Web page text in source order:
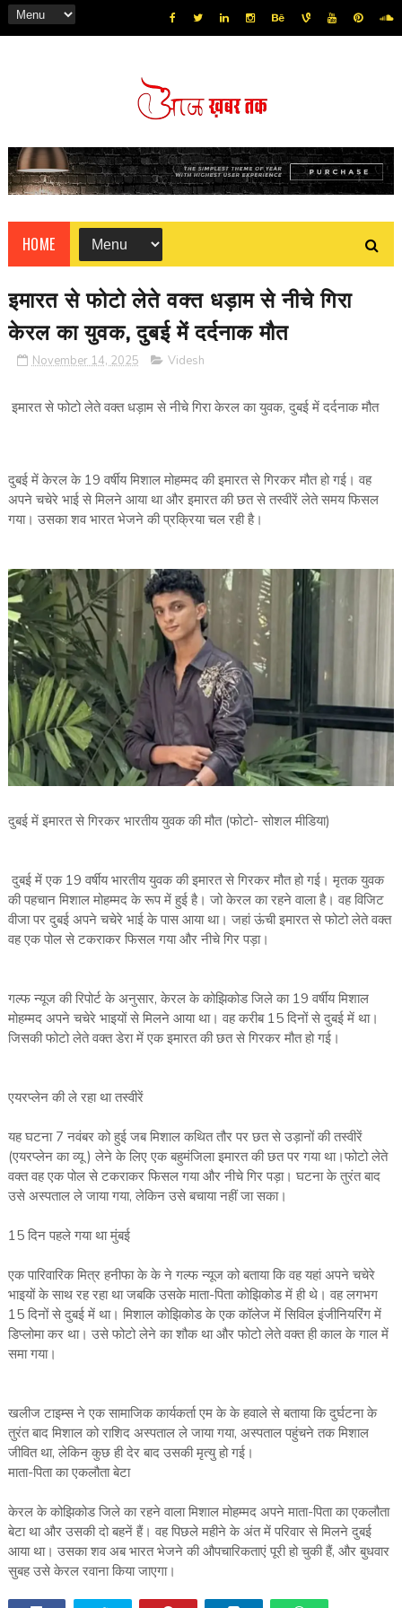
HOME
इमारत से फोटो लेते वक्त धड़ाम से नीचे गिरा
केरल का युवक, दुबई में दर्दनाक मौत
November 14, 2025 Videsh
इमारत से फोटो लेते वक्त धड़ाम से नीचे गिरा केरल का युवक, दुबई में दर्दनाक मौत
दुबई में केरल के 19 वर्षीय मिशाल मोहम्मद की इमारत से गिरकर मौत हो गई। वह
अपने चचेरे भाई से मिलने आया था और इमारत की छत से तस्वीरें लेते समय फिसल
गया। उसका शव भारत भेजने की प्रक्रिया चल रही है।
दुबई में इमारत से गिरकर भारतीय युवक की मौत (फोटो- सोशल मीडिया)
दुबई में एक 19 वर्षीय भारतीय युवक की इमारत से गिरकर मौत हो गई। मृतक युवक
की पहचान मिशाल मोहम्मद के रूप में हुई है। जो केरल का रहने वाला है। वह विजिट
वीजा पर दुबई अपने चचेरे भाई के पास आया था। जहां ऊंची इमारत से फोटो लेते वक्त
वह एक पोल से टकराकर फिसल गया और नीचे गिर पड़ा।
गल्फ न्यूज की रिपोर्ट के अनुसार, केरल के कोझिकोड जिले का 19 वर्षीय मिशाल
मोहम्मद अपने चचेरे भाइयों से मिलने आया था। वह करीब 15 दिनों से दुबई में था।
जिसकी फोटो लेते वक्त डेरा में एक इमारत की छत से गिरकर मौत हो गई।
एयरप्लेन की ले रहा था तस्वीरें
यह घटना 7 नवंबर को हुई जब मिशाल कथित तौर पर छत से उड़ानों की तस्वीरें
(एयरप्लेन का व्यू ) लेने के लिए एक बहुमंजिला इमारत की छत पर गया था।फोटो लेते
वक्त वह एक पोल से टकराकर फिसल गया और नीचे गिर पड़ा। घटना के तुरंत बाद
उसे अस्पताल ले जाया गया, लेकिन उसे बचाया नहीं जा सका।
15 दिन पहले गया था मुंबई
एक पारिवारिक मित्र हनीफा के के ने गल्फ न्यूज को बताया कि वह यहां अपने चचेरे
भाइयों के साथ रह रहा था जबकि उसके माता-पिता कोझिकोड में ही थे। वह लगभग
15 दिनों से दुबई में था। मिशाल कोझिकोड के एक कॉलेज में सिविल इंजीनियरिंग में
डिप्लोमा कर था। उसे फोटो लेने का शौक था और फोटो लेते वक्त ही काल के गाल में
समा गया।
खलीज टाइम्स ने एक सामाजिक कार्यकर्ता एम के के हवाले से बताया कि दुर्घटना के
तुरंत बाद मिशाल को राशिद अस्पताल ले जाया गया, अस्पताल पहुंचने तक मिशाल
जीवित था, लेकिन कुछ ही देर बाद उसकी मृत्यु हो गई।
माता-पिता का एकलौता बेटा
केरल के कोझिकोड जिले का रहने वाला मिशाल मोहम्मद अपने माता-पिता का एकलौता
बेटा था और उसकी दो बहनें हैं। वह पिछले महीने के अंत में परिवार से मिलने दुबई
आया था। उसका शव अब भारत भेजने की औपचारिकताएं पूरी हो चुकी हैं, और बुधवार
सुबह उसे केरल रवाना किया जाएगा।